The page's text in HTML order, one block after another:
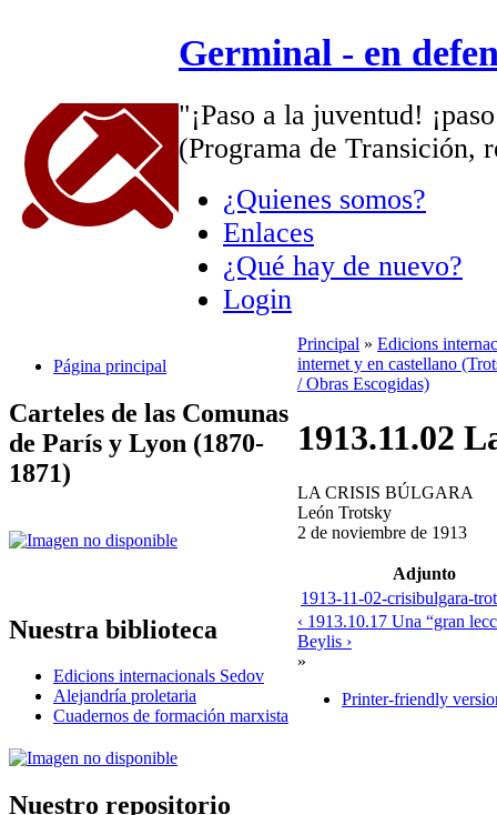
Germinal - en
"¡Paso a la juventud!
(Programa de Transición,
¿Quienes somos?
Enlaces
¿Qué hay de nuevo?
Login
Página principal
Carteles de las Comunas
de París y Lyon (1870-
1871)
Nuestra biblioteca
Edicions internacionals Sedov
Alejandría proletaria
Cuadernos de formación marxista
Nuestro repositorio
Principal » Edicions
internet y en castellano
/ Obras Escogidas)
1913.11.02
LA CRISIS BÚLGARA
León Trotsky
2 de noviembre de 1913
Adjunto
1913-11-02-crisibulgara-
‹ 1913.10.17 Una “gran
Beylis ›
»
Printer-friendly